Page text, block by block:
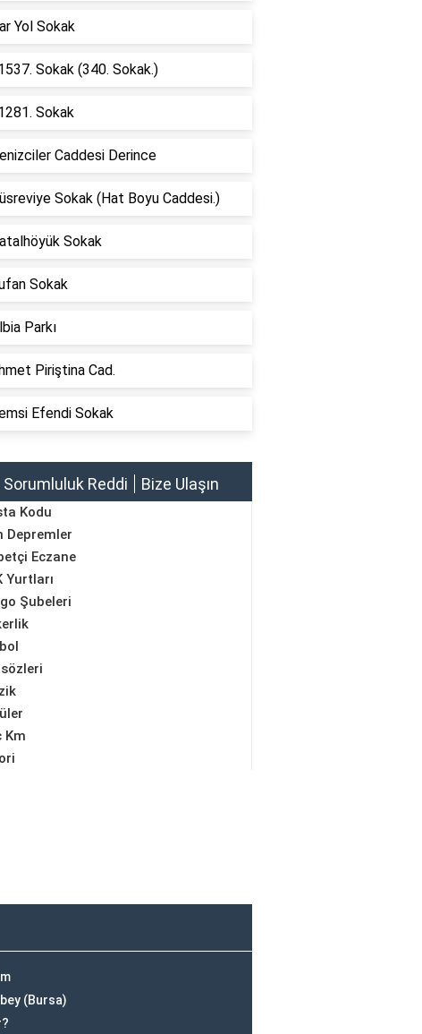
Yol Sokak
Sokak (340. Sokak.)
Sokak
Caddesi Derince
Sokak (Hat Boyu Caddesi.)
Sokak
Sokak
Parkı
Piriştina Cad.
Efendi Sokak
Sorumluluk Reddi Bize Ulaşın
Kodu
Depremler
Eczane
Yurtları
Şubeleri
Km
(Bursa)